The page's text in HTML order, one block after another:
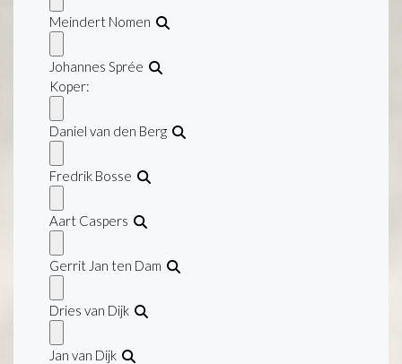
Meindert Nomen
Johannes Sprée
Koper:
Daniel van den Berg
Fredrik Bosse
Aart Caspers
Gerrit Jan ten Dam
Dries van Dijk
Jan van Dijk